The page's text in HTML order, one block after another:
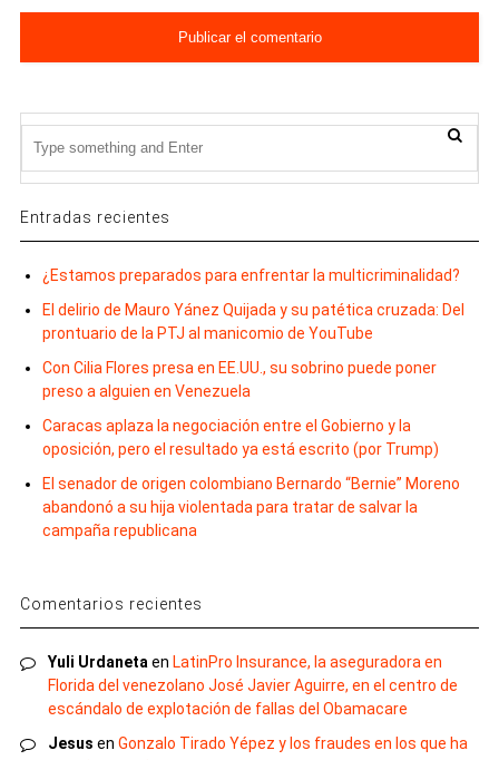
Entradas recientes
¿Estamos preparados para enfrentar la multicriminalidad?
El delirio de Mauro Yánez Quijada y su patética cruzada: Del
prontuario de la PTJ al manicomio de YouTube
Con Cilia Flores presa en EE.UU., su sobrino puede poner
preso a alguien en Venezuela
Caracas aplaza la negociación entre el Gobierno y la
oposición, pero el resultado ya está escrito (por Trump)
El senador de origen colombiano Bernardo “Bernie” Moreno
abandonó a su hija violentada para tratar de salvar la
campaña republicana
Comentarios recientes
Yuli Urdaneta en LatinPro Insurance, la aseguradora en
Florida del venezolano José Javier Aguirre, en el centro de
escándalo de explotación de fallas del Obamacare
Jesus en Gonzalo Tirado Yépez y los fraudes en los que ha